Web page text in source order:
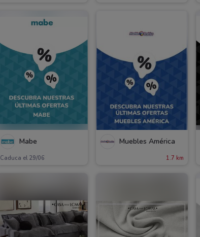
Mabe
Caduca el 29/06
Muebles América
1.7 km